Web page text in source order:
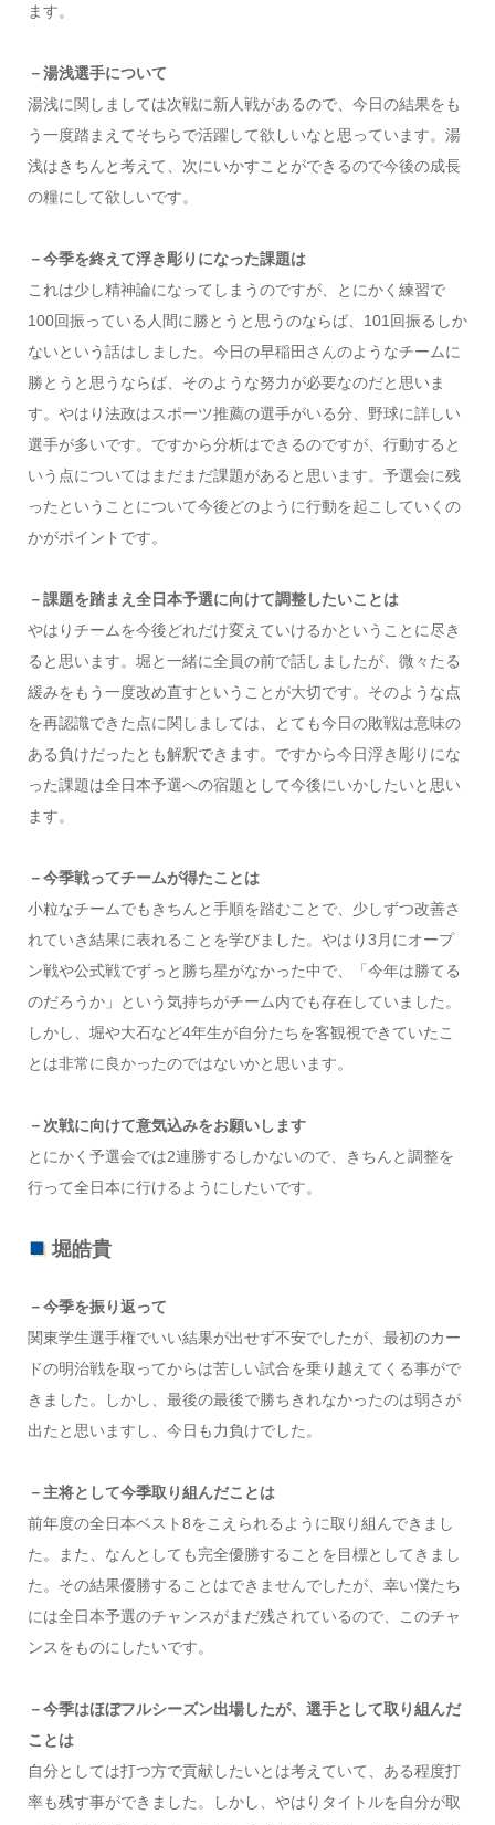
ます。
－湯浅選手について
湯浅に関しましては次戦に新人戦があるので、今日の結果をも
う一度踏まえてそちらで活躍して欲しいなと思っています。湯
浅はきちんと考えて、次にいかすことができるので今後の成長
の糧にして欲しいです。
－今季を終えて浮き彫りになった課題は
これは少し精神論になってしまうのですが、とにかく練習で
100回振っている人間に勝とうと思うのならば、101回振るしか
ないという話はしました。今日の早稲田さんのようなチームに
勝とうと思うならば、そのような努力が必要なのだと思いま
す。やはり法政はスポーツ推薦の選手がいる分、野球に詳しい
選手が多いです。ですから分析はできるのですが、行動すると
いう点についてはまだまだ課題があると思います。予選会に残
ったということについて今後どのように行動を起こしていくの
かがポイントです。
－課題を踏まえ全日本予選に向けて調整したいことは
やはりチームを今後どれだけ変えていけるかということに尽き
ると思います。堀と一緒に全員の前で話しましたが、微々たる
緩みをもう一度改め直すということが大切です。そのような点
を再認識できた点に関しましては、とても今日の敗戦は意味の
ある負けだったとも解釈できます。ですから今日浮き彫りにな
った課題は全日本予選への宿題として今後にいかしたいと思い
ます。
－今季戦ってチームが得たことは
小粒なチームでもきちんと手順を踏むことで、少しずつ改善さ
れていき結果に表れることを学びました。やはり3月にオープ
ン戦や公式戦でずっと勝ち星がなかった中で、「今年は勝てる
のだろうか」という気持ちがチーム内でも存在していました。
しかし、堀や大石など4年生が自分たちを客観視できていたこ
とは非常に良かったのではないかと思います。
－次戦に向けて意気込みをお願いします
とにかく予選会では2連勝するしかないので、きちんと調整を
行って全日本に行けるようにしたいです。
堀皓貴
－今季を振り返って
関東学生選手権でいい結果が出せず不安でしたが、最初のカー
ドの明治戦を取ってからは苦しい試合を乗り越えてくる事がで
きました。しかし、最後の最後で勝ちきれなかったのは弱さが
出たと思いますし、今日も力負けでした。
－主将として今季取り組んだことは
前年度の全日本ベスト8をこえられるように取り組んできまし
た。また、なんとしても完全優勝することを目標としてきまし
た。その結果優勝することはできませんでしたが、幸い僕たち
には全日本予選のチャンスがまだ残されているので、このチャ
ンスをものにしたいです。
－今季はほぼフルシーズン出場したが、選手として取り組んだ
ことは
自分としては打つ方で貢献したいとは考えていて、ある程度打
率も残す事ができました。しかし、やはりタイトルを自分が取